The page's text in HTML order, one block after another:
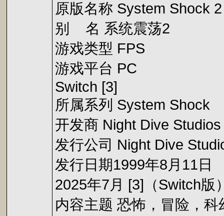
原版名称 System Shock 2
别 名 系统震荡2
游戏类型 FPS
游戏平台 PC
Switch [3]
所属系列 System Shock
开发商 Night Dive Studios
发行公司 Night Dive
发行日期1999年8月11日
2025年7月 [3]（Switch版
内容主题 恐怖，冒险，科